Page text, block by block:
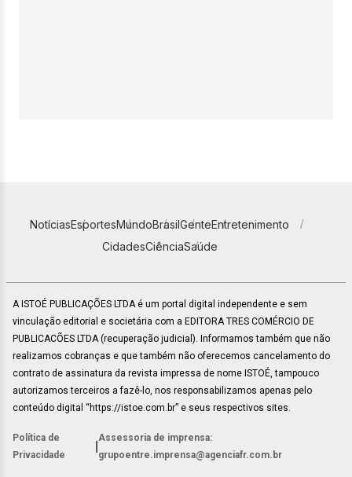
NotíciasEsportesMundoBrasilGenteEntretenimento
CidadesCiênciaSaúde
A ISTOÉ PUBLICAÇÕES LTDA é um portal digital independente e sem
vinculação editorial e societária com a EDITORA TRES COMÉRCIO DE
PUBLICACÕES LTDA (recuperação judicial). Informamos também que não
realizamos cobranças e que também não oferecemos cancelamento do
contrato de assinatura da revista impressa de nome ISTOÉ, tampouco
autorizamos terceiros a fazê-lo, nos responsabilizamos apenas pelo
conteúdo digital “https://istoe.com.br” e seus respectivos sites.
Política de
Privacidade
Assessoria de imprensa:
grupoentre.imprensa@agenciafr.com.br